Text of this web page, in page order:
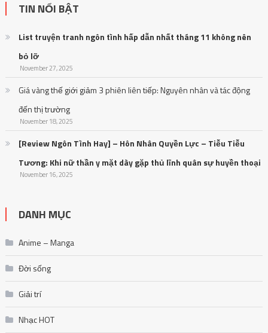
TIN NỔI BẬT
List truyện tranh ngôn tình hấp dẫn nhất tháng 11 không nên
bỏ lỡ
November 27, 2025
Giá vàng thế giới giảm 3 phiên liên tiếp: Nguyên nhân và tác động
đến thị trường
November 18, 2025
[Review Ngôn Tình Hay] – Hôn Nhân Quyền Lực – Tiễu Tiễu
Tương: Khi nữ thần y mặt dày gặp thủ lĩnh quân sự huyền thoại
November 16, 2025
DANH MỤC
Anime – Manga
Đời sống
Giải trí
Nhạc HOT